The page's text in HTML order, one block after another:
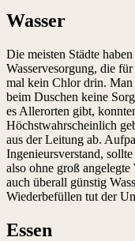
Wasser
Die meisten Städte
Wasservesorgung, die
mal kein Chlor drin. Man
beim Duschen keine
es Allerorten gibt,
Höchstwahrscheinlich
aus der Leitung ab.
Ingenieursverstand,
also ohne groß
auch überall günstig
Wiederbefüllen tut der
Essen